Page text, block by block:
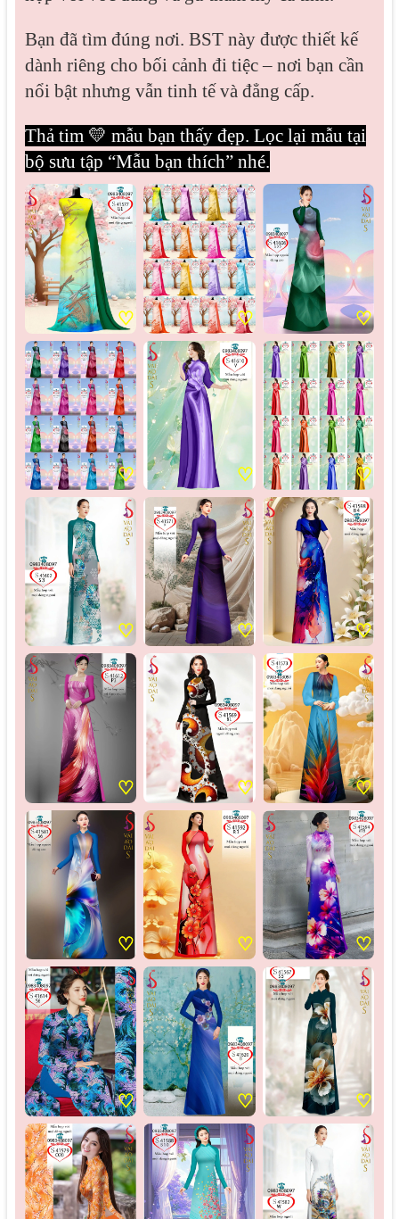
Bạn đã tìm đúng nơi. BST này được thiết kế
dành riêng cho bối cảnh đi tiệc – nơi bạn cần
nổi bật nhưng vẫn tinh tế và đẳng cấp.
Thả tim 💛 mẫu bạn thấy đẹp. Lọc lại mẫu tại
bộ sưu tập “Mẫu bạn thích” nhé.
♡ ♡ ♡
♡ ♡ ♡
♡ ♡ ♡
♡ ♡ ♡
♡ ♡ ♡
♡ ♡ ♡